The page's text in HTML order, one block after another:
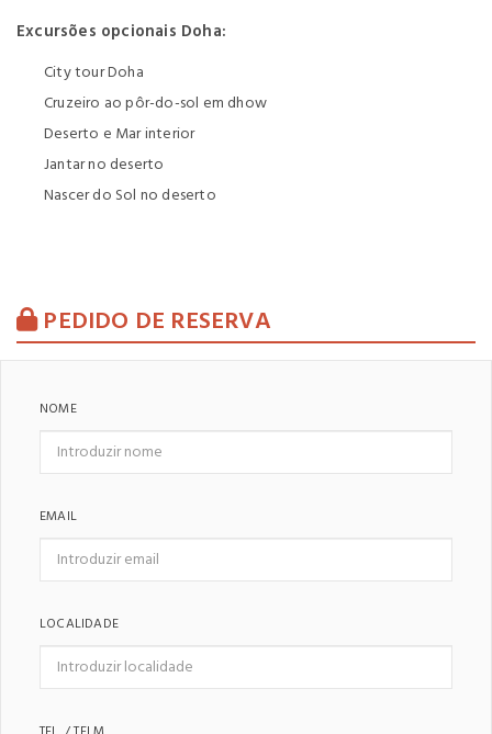
Excursões opcionais Doha:
City tour Doha
Cruzeiro ao pôr-do-sol em dhow
Deserto e Mar interior
Jantar no deserto
Nascer do Sol no deserto
PEDIDO DE RESERVA
NOME
EMAIL
LOCALIDADE